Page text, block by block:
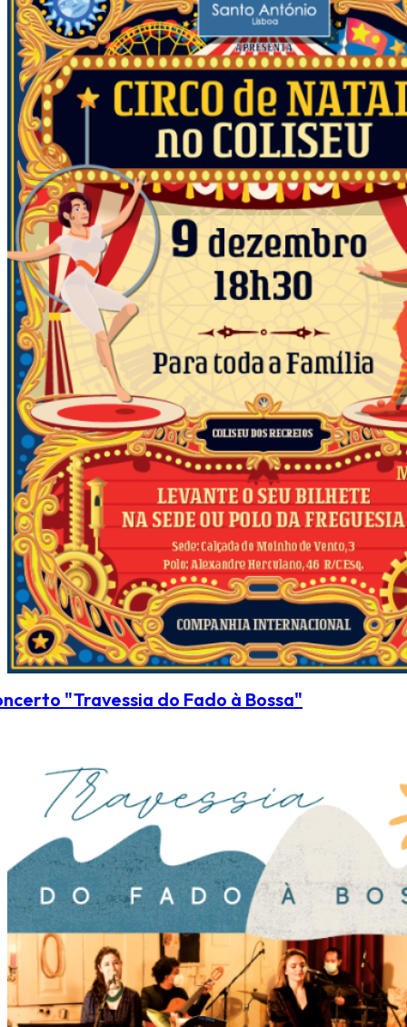
"Travessia do Fado à Bossa"